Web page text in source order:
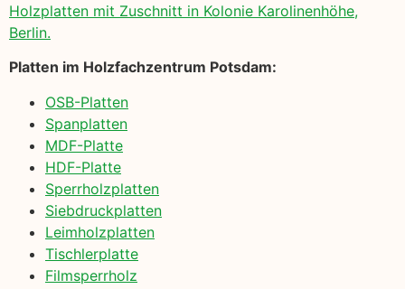
Holzplatten mit Zuschnitt in Kolonie Karolinenhöhe,
Berlin.
Platten im Holzfachzentrum Potsdam:
OSB-Platten
Spanplatten
MDF-Platte
HDF-Platte
Sperrholzplatten
Siebdruckplatten
Leimholzplatten
Tischlerplatte
Filmsperrholz